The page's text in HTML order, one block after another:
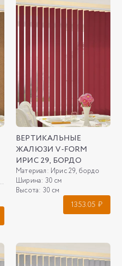
ВЕРТИКАЛЬНЫЕ
ЖАЛЮЗИ V-FORM
ИРИС 29, БОРДО
Материал: Ирис 29, бордо
Ширина: 30 см
Высота: 30 см
1353.05 ₽